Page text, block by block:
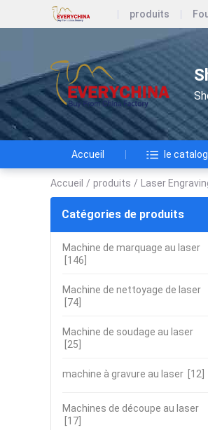
produits
Accueil le
Accueil / produits / Laser
Catégories de produits
Machine de marquage au laser
[146]
Machine de nettoyage de laser
[74]
Machine de soudage au laser
[25]
machine à gravure au laser [12]
Machines de découpe au laser
[17]